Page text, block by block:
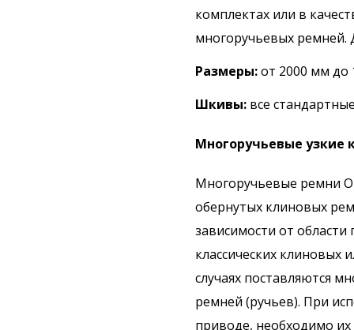
комплектах или в
многоручьевых ремней.
Размеры:от 2000 мм до
Шкивы: все
Многоручьевые узкие
Многоручьевые ремни
обернутых клиновых
зависимости от
классических клиновых
случаях поставляются
ремней (ручьев). При
приводе, необходимо